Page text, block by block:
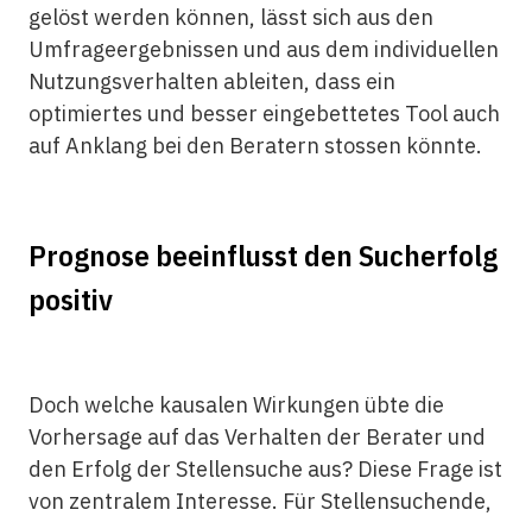
gelöst werden können, lässt sich aus den
Umfrageergebnissen und aus dem individuellen
Nutzungsverhalten ableiten, dass ein
optimiertes und besser eingebettetes Tool auch
auf Anklang bei den Beratern stossen könnte.
Prognose beeinflusst den Sucherfolg
positiv
Doch welche kausalen Wirkungen übte die
Vorhersage auf das Verhalten der Berater und
den Erfolg der Stellensuche aus? Diese Frage ist
von zentralem Interesse. Für Stellensuchende,